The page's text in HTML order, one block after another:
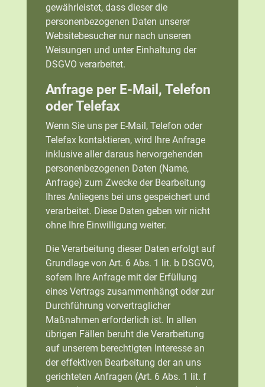
gewährleistet, dass dieser die
personenbezogenen Daten unserer
Websitebesucher nur nach unseren
Weisungen und unter Einhaltung der
DSGVO verarbeitet.
Anfrage per E-Mail, Telefon
oder Telefax
Wenn Sie uns per E-Mail, Telefon oder
Telefax kontaktieren, wird Ihre Anfrage
inklusive aller daraus hervorgehenden
personenbezogenen Daten (Name,
Anfrage) zum Zwecke der Bearbeitung
Ihres Anliegens bei uns gespeichert und
verarbeitet. Diese Daten geben wir nicht
ohne Ihre Einwilligung weiter.
Die Verarbeitung dieser Daten erfolgt auf
Grundlage von Art. 6 Abs. 1 lit. b DSGVO,
sofern Ihre Anfrage mit der Erfüllung
eines Vertrags zusammenhängt oder zur
Durchführung vorvertraglicher
Maßnahmen erforderlich ist. In allen
übrigen Fällen beruht die Verarbeitung
auf unserem berechtigten Interesse an
der effektiven Bearbeitung der an uns
gerichteten Anfragen (Art. 6 Abs. 1 lit. f